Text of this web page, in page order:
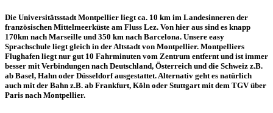
Die Universitätsstadt Montpellier liegt ca. 10 km im Landesinneren der
französischen Mittelmeerküste am Fluss Lez. Von hier aus sind es knapp
170km nach Marseille und 350 km nach Barcelona. Unsere easy
Sprachschule liegt gleich in der Altstadt von Montpellier. Montpelliers
Flughafen liegt nur gut 10 Fahrminuten vom Zentrum entfernt und ist immer
besser mit Verbindungen nach Deutschland, Österreich und die Schweiz z.B.
ab Basel, Hahn oder Düsseldorf ausgestattet. Alternativ geht es natürlich
auch mit der Bahn z.B. ab Frankfurt, Köln oder Stuttgart mit dem TGV über
Paris nach Montpellier.